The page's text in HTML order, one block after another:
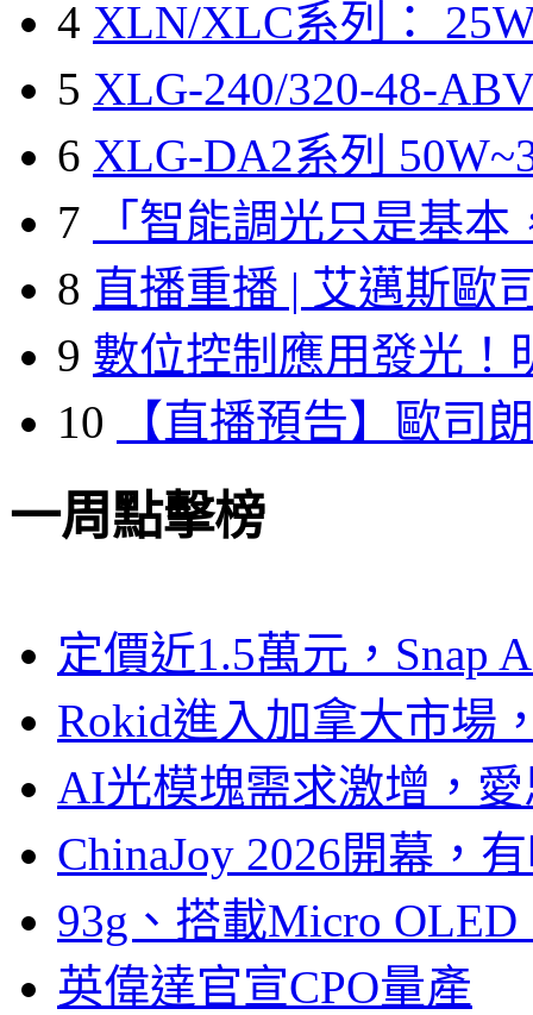
4 XLN/XLC系列：
5 XLG-240/320-48-
6 XLG-DA2系列
7
「智能調光只是基本
8 直播重播 | 艾邁斯歐
9 數位控制應用發光！
10
【直播預告】歐司
一周點擊榜
定價近1.5萬元，Snap
Rokid進入加拿大市場
AI光模塊需求激增，
ChinaJoy 2026開幕，
93g、搭載Micro
英偉達官宣CPO量產